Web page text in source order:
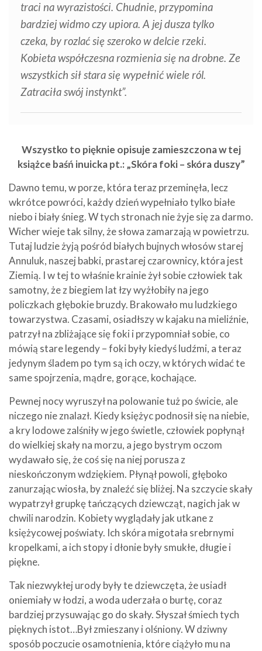
traci na wyrazistości. Chudnie, przypomina
bardziej widmo czy upiora. A jej dusza tylko
czeka, by rozlać się szeroko w delcie rzeki.
Kobieta współczesna rozmienia się na drobne. Ze
wszystkich sił stara się wypełnić wiele ról.
Zatraciła swój instynkt”.
Wszystko to pięknie opisuje zamieszczona w tej
książce baśń inuicka pt.: „Skóra foki – skóra duszy”
Dawno temu, w porze, która teraz przeminęła, lecz
wkrótce powróci, każdy dzień wypełniało tylko białe
niebo i biały śnieg. W tych stronach nie żyje się za darmo.
Wicher wieje tak silny, że słowa zamarzają w powietrzu.
Tutaj ludzie żyją pośród białych bujnych włosów starej
Annuluk, naszej babki, prastarej czarownicy, która jest
Ziemią. I w tej to właśnie krainie żył sobie człowiek tak
samotny, że z biegiem lat łzy wyżłobiły na jego
policzkach głębokie bruzdy. Brakowało mu ludzkiego
towarzystwa. Czasami, osiadłszy w kajaku na mieliźnie,
patrzył na zbliżające się foki i przypomniał sobie, co
mówią stare legendy – foki były kiedyś ludźmi, a teraz
jedynym śladem po tym są ich oczy, w których widać te
same spojrzenia, mądre, gorące, kochające.
Pewnej nocy wyruszył na polowanie tuż po świcie, ale
niczego nie znalazł. Kiedy księżyc podnosił się na niebie,
a kry lodowe zalśniły w jego świetle, człowiek popłynął
do wielkiej skały na morzu, a jego bystrym oczom
wydawało się, że coś się na niej porusza z
nieskończonym wdziękiem. Płynął powoli, głęboko
zanurzając wiosła, by znaleźć się bliżej. Na szczycie skały
wypatrzył grupkę tańczących dziewcząt, nagich jak w
chwili narodzin. Kobiety wyglądały jak utkane z
księżycowej poświaty. Ich skóra migotała srebrnymi
kropelkami, a ich stopy i dłonie były smukłe, długie i
piękne.
Tak niezwykłej urody były te dziewczęta, że usiadł
oniemiały w łodzi, a woda uderzała o burtę, coraz
bardziej przysuwając go do skały. Słyszał śmiech tych
pięknych istot…Był zmieszany i olśniony. W dziwny
sposób poczucie osamotnienia, które ciążyło mu na